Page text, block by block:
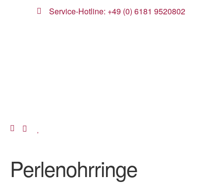
Service-Hotline: +49 (0) 6181 9520802
Perlenohrringe